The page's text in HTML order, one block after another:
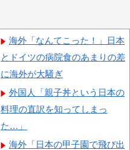
海外「なんてこった！」日本
とドイツの病院食のあまりの差
に海外が大騒ぎ
外国人「親子丼という日本の
料理の直訳を知ってしまっ
た…」
海外「日本の甲子園で飛び出